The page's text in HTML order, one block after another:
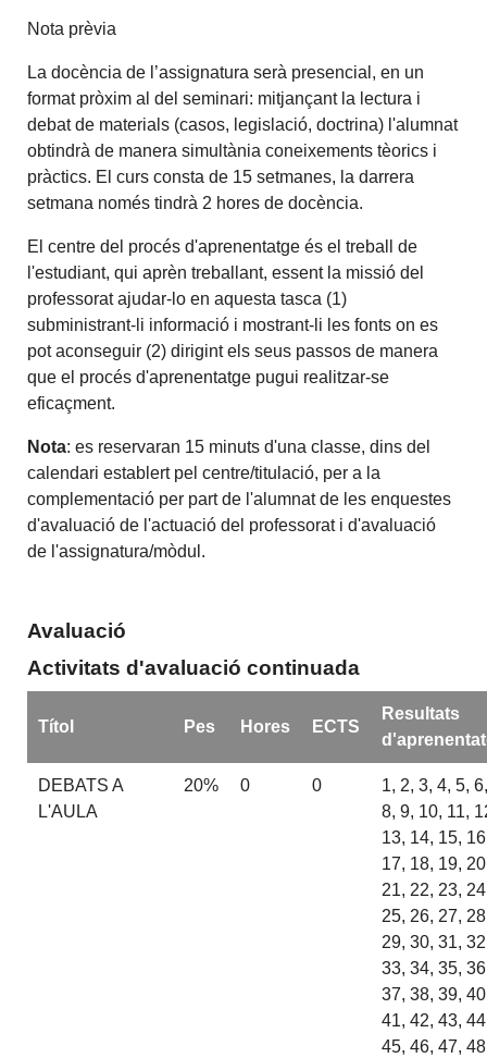
Nota prèvia
La docència de l’assignatura serà presencial, en un
format pròxim al del seminari: mitjançant la lectura i
debat de materials (casos, legislació, doctrina) l'alumnat
obtindrà de manera simultània coneixements tèorics i
pràctics. El curs consta de 15 setmanes, la darrera
setmana només tindrà 2 hores de docència.
El centre del procés d'aprenentatge és el treball de
l'estudiant, qui aprèn treballant, essent la missió del
professorat ajudar-lo en aquesta tasca (1)
subministrant-li informació i mostrant-li les fonts on es
pot aconseguir (2) dirigint els seus passos de manera
que el procés d'aprenentatge pugui realitzar-se
eficaçment.
Nota: es reservaran 15 minuts d'una classe, dins del
calendari establert pel centre/titulació, per a la
complementació per part de l'alumnat de les enquestes
d'avaluació de l'actuació del professorat i d'avaluació
de l'assignatura/mòdul.
Avaluació
Activitats d'avaluació continuada
Títol Pes Hores ECTS
Resultats
DEBATS A
L'AULA
20% 0 0
1, 2, 3, 4, 5,
8, 9, 10, 11,
13, 14, 15,
17, 18, 19,
21, 22, 23,
25, 26, 27,
29, 30, 31,
33, 34, 35,
37, 38, 39,
41, 42, 43,
45, 46, 47,